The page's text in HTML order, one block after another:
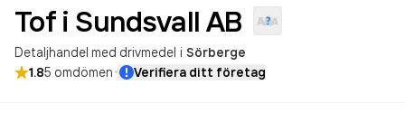
Tof i Sundsvall AB
Detaljhandel med drivmedel i Sörberge
1.85 omdömen· Verifiera ditt företag